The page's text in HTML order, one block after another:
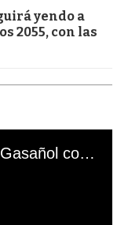
yendo a
2055, con las
El mal momento de Yanina Gasañol con un hincha argentino en "Subrayado"